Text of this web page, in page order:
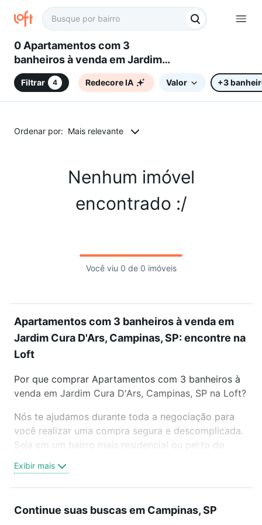
0 Apartamentos com 3
banheiros à venda em Jardim
Cura D'Ars, Campinas, SP
Filtrar 4 Redecore IA Valor +3
Ordenar por: Mais relevante
Nenhum imóvel
encontrado :/
Você viu 0 de 0 imóveis
Apartamentos com 3 banheiros à venda em
Jardim Cura D'Ars, Campinas, SP: encontre na
Loft
Por que comprar Apartamentos com 3 banheiros à
venda em Jardim Cura D'Ars, Campinas, SP na Loft?
Nós te ajudamos durante toda a negociação para
você realizar uma compra segura e descomplicada.
Seja em um bairro mais residencial ou perto do
oferta ideal de Apartamentos com 3 banheiros à
venda em Jardim Cura D'Ars, Campinas, SP para
ou por videochamada, é grátis, sem compromisso e
Exibir mais
Continue suas buscas em Campinas, SP